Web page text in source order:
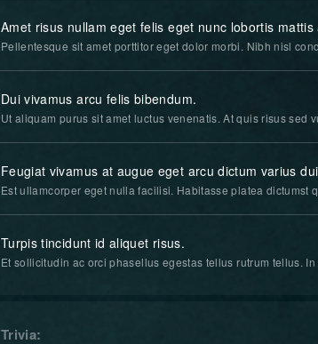
Amet risus nullam eget felis eget nunc lobortis mattis
Pellentesque sit amet porttitor eget dolor morbi. Nibh nisl
Dui vivamus arcu felis bibendum.
Ut aliquam purus sit amet luctus venenatis. At quis risus sed
Feugiat vivamus at augue eget arcu dictum varius
Est ullamcorper eget nulla facilisi. Habitasse platea dictumst
Turpis tincidunt id aliquet risus.
Et sollicitudin ac orci phasellus egestas tellus rutrum tellus.
Trivia